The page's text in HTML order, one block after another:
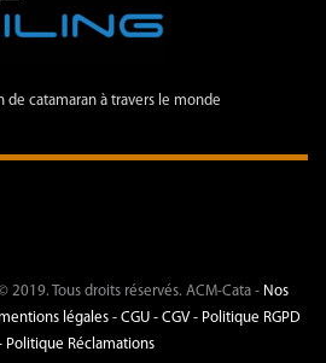
catamaran à travers le monde
2019. Tous droits réservés. ACM-Cata - Nos
légales - CGU - CGV - Politique RGPD
Politique Réclamations